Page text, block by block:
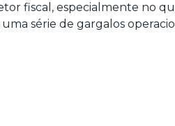
fiscal, especialmente no
série de gargalos